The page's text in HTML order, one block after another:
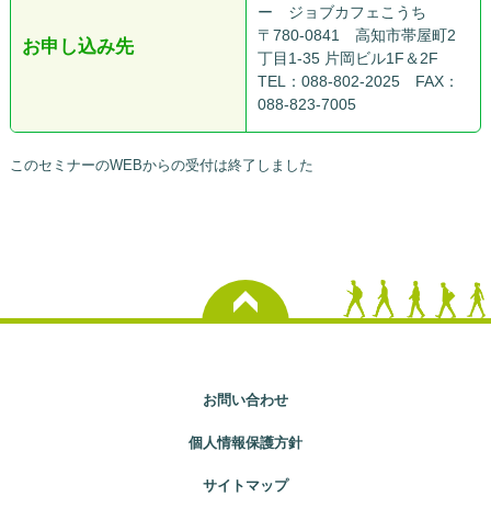
お申し込み先
ー ジョブカフェこうち
〒780-0841 高知市帯屋町2
丁目1-35 片岡ビル1F＆2F
TEL：088-802-2025 FAX：
088-823-7005
このセミナーのWEBからの受付は終了しました
お問い合わせ
個人情報保護方針
サイトマップ